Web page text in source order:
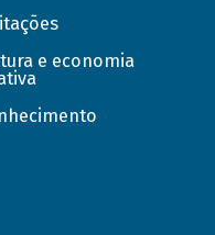
e economia